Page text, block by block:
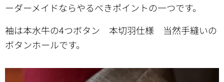
ーダーメイドならやるべきポイントの一つです。
袖は本水牛の4つボタン 本切羽仕様 当然手縫いの
ボタンホールです。